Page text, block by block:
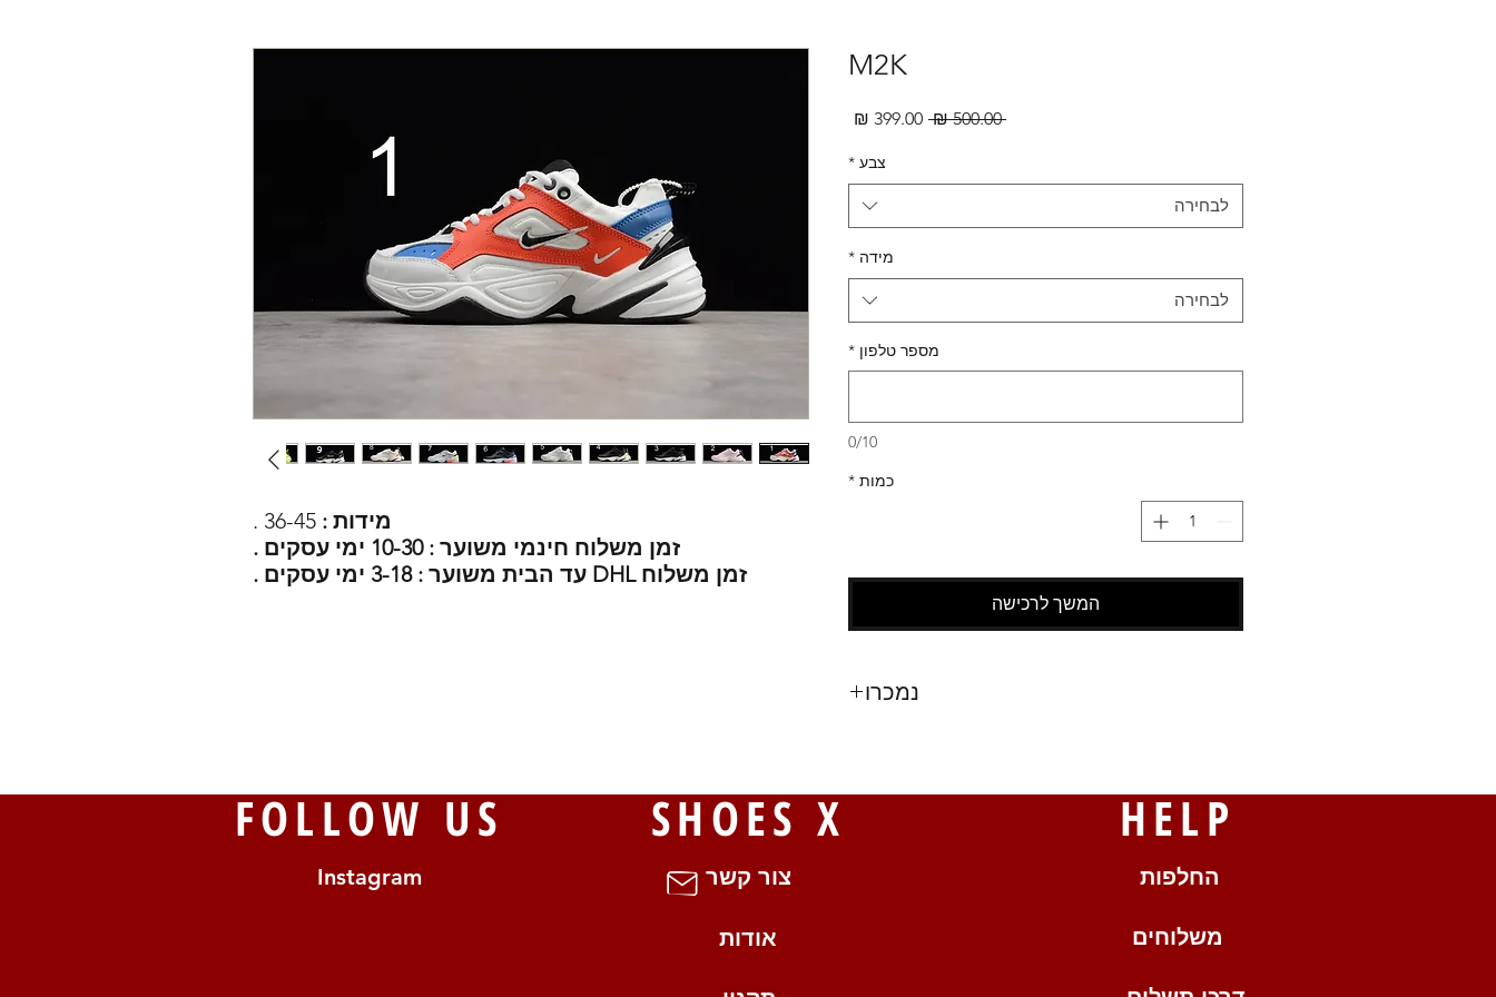
מידות : 36-45 .
זמן משלוח חינמי משוער : 10-30 ימי עסקים .
זמן משלוח DHL עד הבית משוער : 3-18 ימי עסקים .
M2K
‏500.00 ‏₪
מחיר
צבע *
לבחירה
מידה *
לבחירה
מספר טלפון *
0/10
כמות *
המשך לרכישה
נמכרו
FOLLOW US
Instagram
SHOES X
צור קשר
אודות
HELP
החלפות
משלוחים